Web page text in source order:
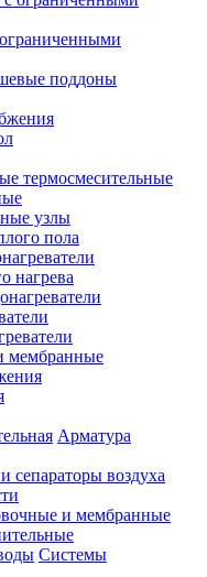
поддоны
термосмесительные
узлы
пола
нагрева
мембранные
Арматура
сепараторы воздуха
и мембранные
Системы